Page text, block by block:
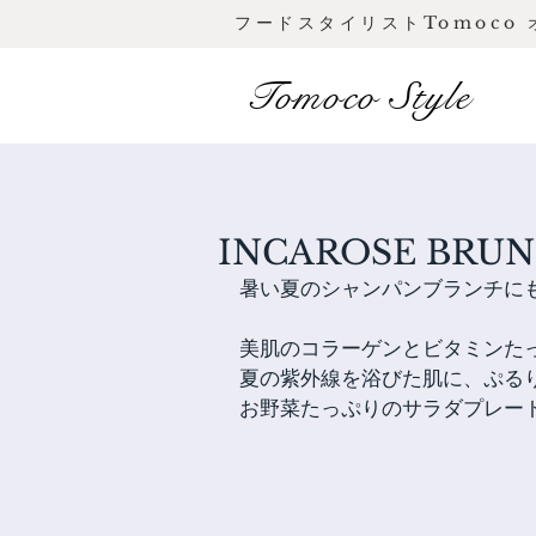
フードスタイリストTomoco
Tomoco Style
INCAROSE
暑い夏のシャンパンブランチに
美肌のコラーゲンとビタミンた
夏の紫外線を浴びた肌に、ぷる
お野菜たっぷりのサラダプレー